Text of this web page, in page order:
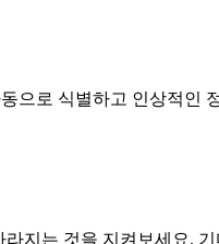
으로 식별하고 인상적인
지는 것을 지켜보세요.